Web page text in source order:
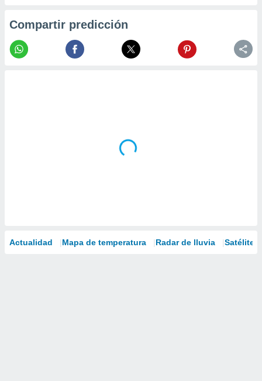
Compartir predicción
Actualidad Mapa de temperatura Radar de lluvia Satélites